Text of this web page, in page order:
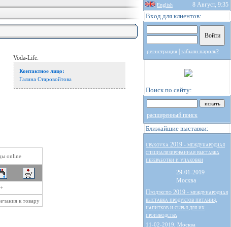
Voda-Life.
Контактное лицо:
Галина Старовойтова
online
+
к товару
English 8 Август, 9:35
Вход для клиентов:
регистрация забыли пароль?
Поиск по сайту:
расширенный поиск
Ближайшие выставки:
upakovka 2019 - международная
специализированная выставка
переработки и упаковки
29-01-2019
Москва
Продэкспо 2019 - международная
выставка продуктов питания,
напитков и сырья для их
производства
11-02-2019, Москва